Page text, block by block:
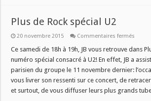
Plus de Rock spécial U2
20 novembre 2015 Commentaires fermés
de
U2
Ce samedi de 18h à 19h, JB vous retrouve dans
numéro spécial consacré à U2! En effet, JB a
parisien du groupe le 11 novembre dernier:
vous livrer son ressenti sur ce concert, de
et surtout, de vous diffuser leurs plus grands